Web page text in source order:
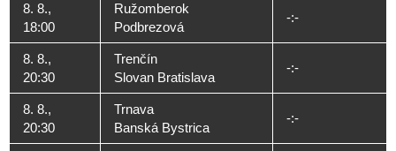
8. 8.,
18:00
Ružomberok
Podbrezová
-:-
8. 8.,
20:30
Trenčín
Slovan Bratislava
-:-
8. 8.,
20:30
Trnava
Banská Bystrica
-:-